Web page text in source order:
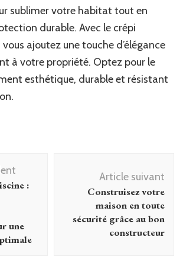
sublimer votre habitat tout en
durable. Avec le crépi
ajoutez une touche d’élégance
à votre propriété. Optez pour le
esthétique, durable et résistant
:
une
Article suivant
Construisez votre
maison en toute
sécurité grâce au bon
constructeur